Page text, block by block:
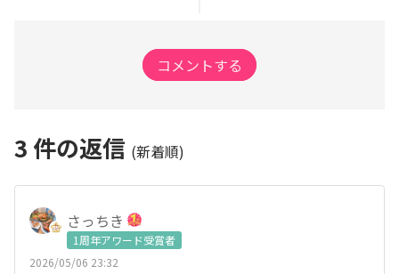
コメントする
3 件の返信 (新着順)
さっちき
1周年アワード受賞者
2026/05/06 23:32